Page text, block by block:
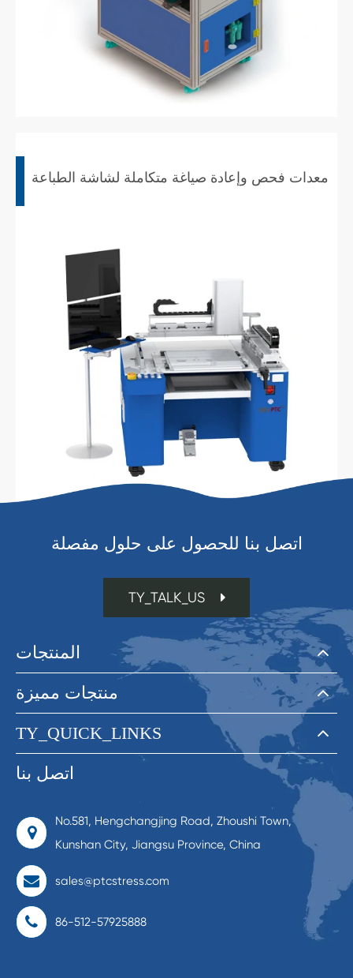
معدات فحص وإعادة صياغة متكاملة لشاشة الطباعة
اتصل بنا للحصول على حلول مفصلة
TY_TALK_US
المنتجات
منتجات مميزة
TY_QUICK_LINKS
اتصل بنا
No.581, Hengchangjing Road, Zhoushi Town,
Kunshan City, Jiangsu Province, China
sales@ptcstress.com
86-512-57925888